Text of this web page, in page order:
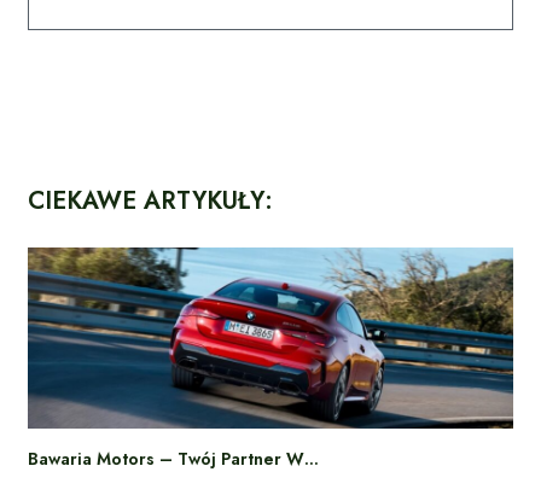
CIEKAWE ARTYKUŁY:
Bawaria Motors – Twój Partner W…